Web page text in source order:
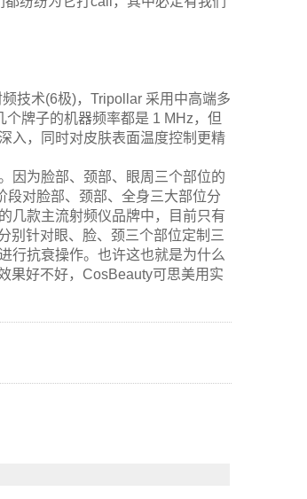
技术(6极)，Tripollar 采用中高端多
牌子的机器频率都是 1 MHz，但
入，同时对皮肤表面温度控制更精
因为脸部、颈部、眼周三个部位的
段对脸部、颈部、全身三大部位分
几款主流射频仪品牌中，目前只有
别针对眼、脸、颈三个部位定制三
行抗衰操作。也许这也就是为什么
果好不好，CosBeauty可思美用实